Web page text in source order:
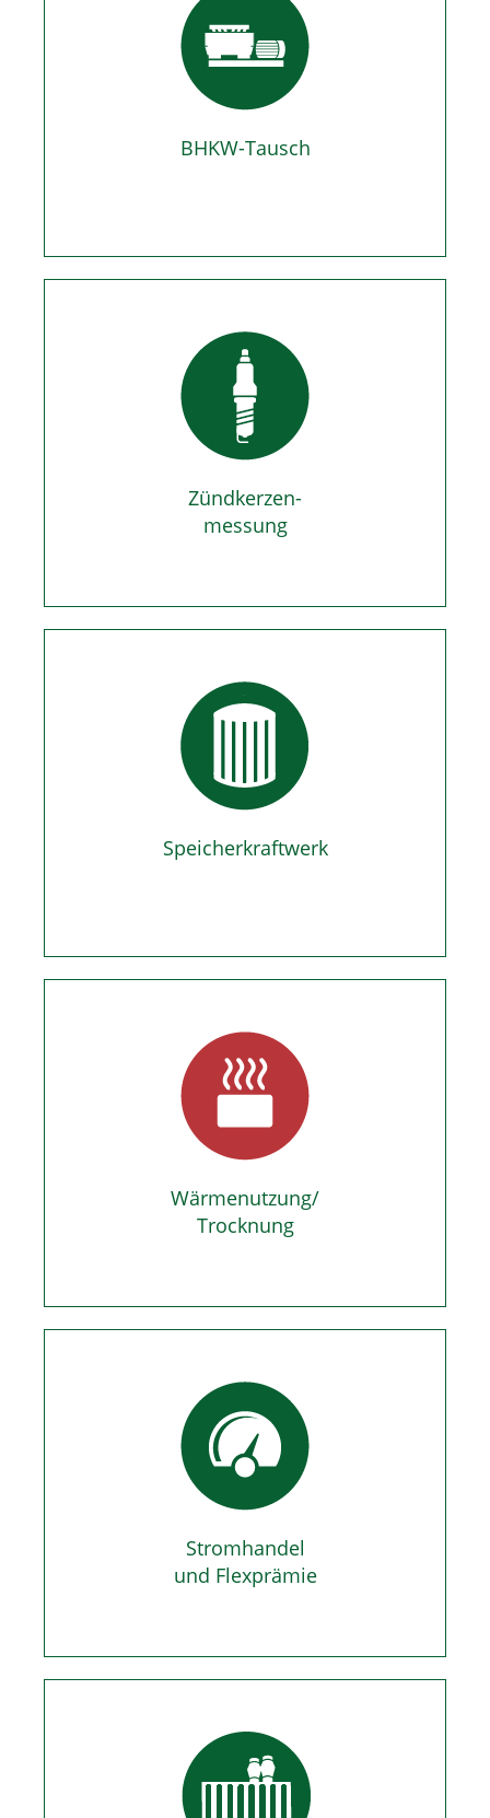
BHKW-Tausch
Zündkerzen-
messung
Speicherkraftwerk
Wärmenutzung/
Trocknung
Stromhandel
und Flexprämie